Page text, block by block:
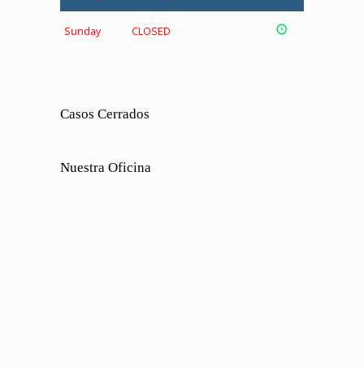
Sunday CLOSED
Casos Cerrados
Nuestra Oficina